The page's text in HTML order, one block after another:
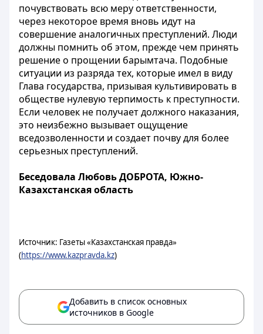
почувствовать всю меру ответственности,
через некоторое время вновь идут на
совершение аналогичных преступлений. Люди
должны помнить об этом, прежде чем принять
решение о прощении барымтача. Подобные
ситуации из разряда тех, которые имел в виду
Глава государства, призывая культивировать в
обществе нулевую терпимость к преступности.
Если человек не получает должного наказания,
это неизбежно вызывает ощущение
вседозволенности и создает почву для более
серьезных преступлений.
Беседовала Любовь ДОБРОТА, Южно-
Казахстанская область
Источник: Газеты «Казахстанская правда»
(https://www.kazpravda.kz)
Добавить в список основных
источников в Google